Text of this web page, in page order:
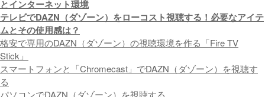
とインターネット環境
テレビでDAZN（ダゾーン）をローコスト視聴する！必要なアイテ
ムとその使用感は？
格安で専用のDAZN（ダゾーン）の視聴環境を作る「Fire TV
Stick」
スマートフォンと「Chromecast」でDAZN（ダゾーン）を視聴す
る
パソコンでDAZN（ダゾーン）を視聴する